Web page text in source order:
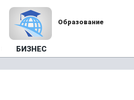
Образование
БИЗНЕС